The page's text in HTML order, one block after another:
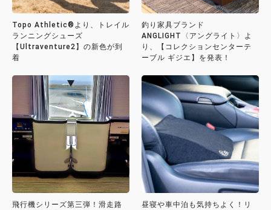
Topo Athletic®より、トレイル
ランニングシューズ
【Ultraventure2】の新色が到
着
釣り家具ブランド
ANGLIGHT〈アングライト〉よ
り、【コレクションセンターテ
ーブル ギジエ】を発表！
飛行機シリーズ第三弾！滑走路
昼寝や車中泊も気持ちよく！リ